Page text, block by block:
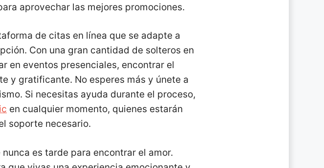
aprovechar las mejores promociones.
de citas en línea que se adapte a
Con una gran cantidad de solteros en
en eventos presenciales, encontrar el
y gratificante. No esperes más y únete a
Si necesitas ayuda durante el proceso,
en cualquier momento, quienes estarán
soporte necesario.
es tarde para encontrar el amor.